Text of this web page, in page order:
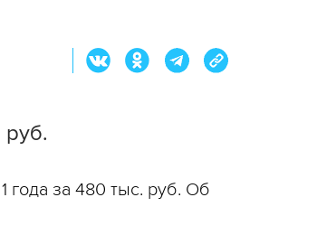
года за 480 тыс. руб. Об